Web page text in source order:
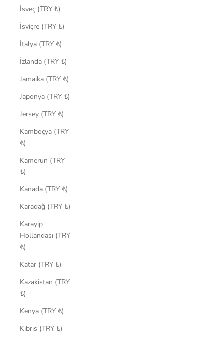
İsveç (TRY ₺)
İsviçre (TRY ₺)
İtalya (TRY ₺)
İzlanda (TRY ₺)
Jamaika (TRY ₺)
Japonya (TRY ₺)
Jersey (TRY ₺)
Kamboçya (TRY
₺)
Kamerun (TRY
₺)
Kanada (TRY ₺)
Karadağ (TRY ₺)
Karayip
Hollandası (TRY
₺)
Katar (TRY ₺)
Kazakistan (TRY
₺)
Kenya (TRY ₺)
Kıbrıs (TRY ₺)